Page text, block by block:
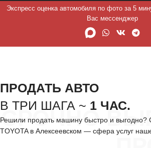
Экспресс оценка автомобиля по фото за 5
Вас мессенджер
СРОЧНО
ПРОДАТЬ АВТО
В ТРИ ШАГА ~ 1 ЧАС.
Решили продать машину быстро и выгодно?
TOYOTA в Алексеевском — сфера услуг